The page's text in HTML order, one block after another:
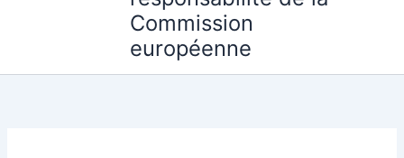
Commission
européenne